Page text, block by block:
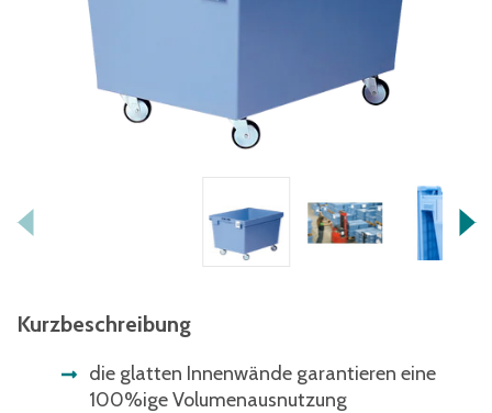
Kurzbeschreibung
die glatten Innenwände garantieren eine
100%ige Volumenausnutzung